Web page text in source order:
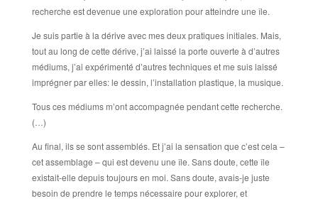
recherche est devenue une exploration pour atteindre une île.
Je suis partie à la dérive avec mes deux pratiques initiales. Mais,
tout au long de cette dérive, j’ai laissé la porte ouverte à d’autres
médiums, j’ai expérimenté d’autres techniques et me suis laissé
imprégner par elles: le dessin, l’installation plastique, la musique.
Tous ces médiums m’ont accompagnée pendant cette recherche.
(…)
Au final, ils se sont assemblés. Et j’ai la sensation que c’est cela –
cet assemblage – qui est devenu une île. Sans doute, cette île
existait-elle depuis toujours en moi. Sans doute, avais-je juste
besoin de prendre le temps nécessaire pour explorer, et